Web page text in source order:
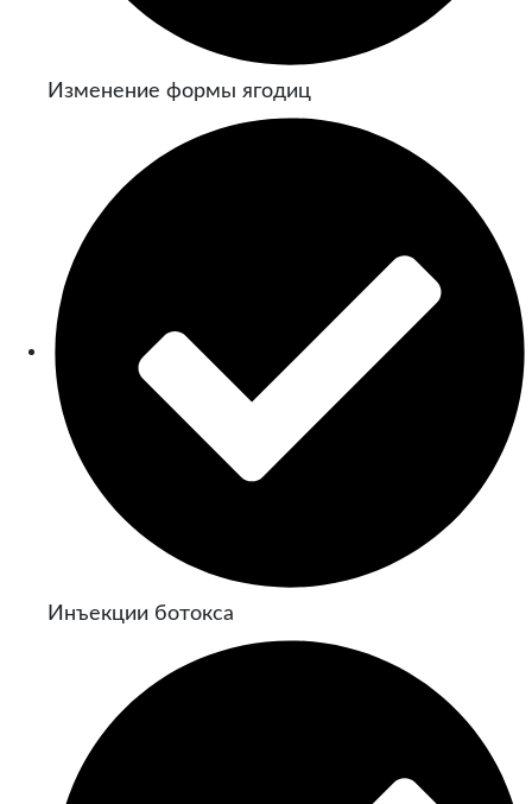
Изменение формы ягодиц
Инъекции ботокса